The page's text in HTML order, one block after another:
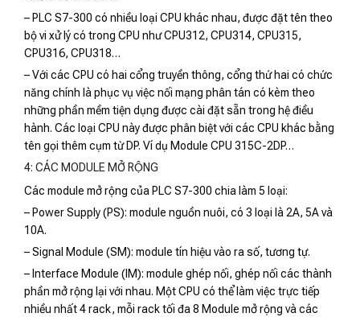
– PLC S7-300 có nhiều loại CPU khác nhau, được đặt tên theo
bộ vi xử lý có trong CPU như CPU312, CPU314, CPU315,
CPU316, CPU318…
– Với các CPU có hai cổng truyền thông, cổng thứ hai có chức
năng chính là phục vụ việc nối mạng phân tán có kèm theo
những phần mềm tiện dụng được cài đặt sẵn trong hệ điều
hành. Các loại CPU này được phân biệt với các CPU khác bằng
tên gọi thêm cụm từ DP. Ví dụ Module CPU 315C-2DP…
4: CÁC MODULE MỞ RỘNG
Các module mở rộng của PLC S7-300 chia làm 5 loại:
– Power Supply (PS): module nguồn nuôi, có 3 loại là 2A, 5A và
10A.
– Signal Module (SM): module tín hiệu vào ra số, tương tự.
– Interface Module (IM): module ghép nối, ghép nối các thành
phần mở rộng lại với nhau. Một CPU có thể làm việc trực tiếp
nhiều nhất 4 rack, mỗi rack tối đa 8 Module mở rộng và các